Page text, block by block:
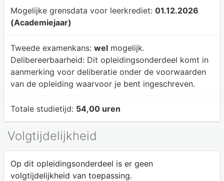
Mogelijke grensdata voor leerkrediet: 01.12.2026
(Academiejaar)
Tweede examenkans: welmogelijk.
Delibereerbaarheid: Dit opleidingsonderdeel komt in
aanmerking voor deliberatie onder de voorwaarden
van de opleiding waarvoor je bent ingeschreven.
Totale studietijd: 54,00 uren
Volgtijdelijkheid
Op dit opleidingsonderdeel is er geen
volgtijdelijkheid van toepassing.